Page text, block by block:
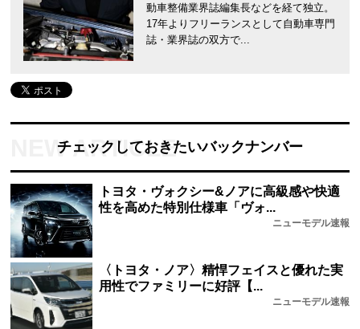
動車整備業界誌編集長などを経て独立。
17年よりフリーランスとして自動車専門
誌・業界誌の双方で...
チェックしておきたいバックナンバー
トヨタ・ヴォクシー&ノアに高級感や快適
性を高めた特別仕様車「ヴォ...
ニューモデル速報
〈トヨタ・ノア〉精悍フェイスと優れた実
用性でファミリーに好評【...
ニューモデル速報